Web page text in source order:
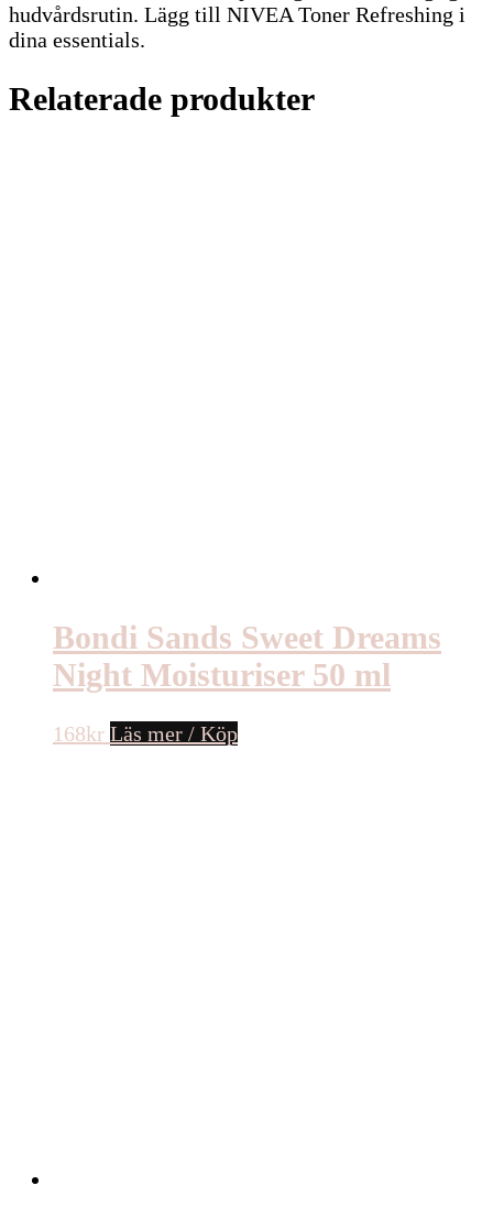
hudvårdsrutin. Lägg till NIVEA Toner Refreshing i
dina essentials.
Relaterade produkter
Bondi Sands Sweet Dreams
Night Moisturiser 50 ml
168kr Läs mer / Köp